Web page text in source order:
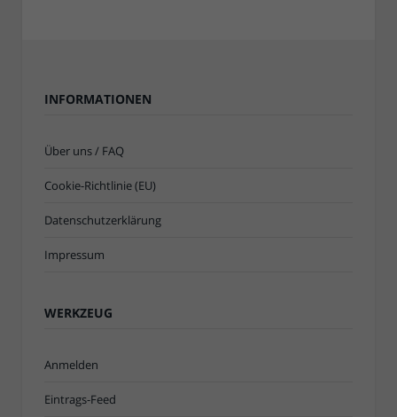
INFORMATIONEN
Über uns / FAQ
Cookie-Richtlinie (EU)
Datenschutzerklärung
Impressum
WERKZEUG
Anmelden
Eintrags-Feed